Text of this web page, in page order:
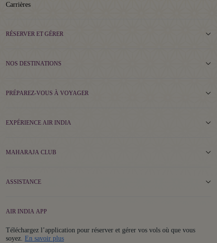
Carrières
RÉSERVER ET GÉRER
NOS DESTINATIONS
PRÉPAREZ-VOUS À VOYAGER
EXPÉRIENCE AIR INDIA
MAHARAJA CLUB
ASSISTANCE
AIR INDIA APP
Téléchargez l’application pour réserver et gérer vos vols où que vous
soyez. En savoir plusDetails